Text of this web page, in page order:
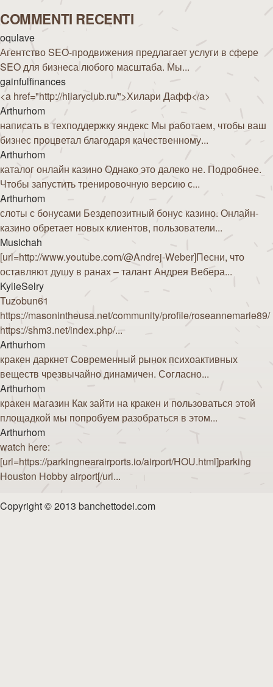
COMMENTI RECENTI
oqulave
Агентство SEO-продвижения предлагает услуги в сфере
SEO для бизнеса любого масштаба. Мы...
gainfulfinances
<a href="http://hilaryclub.ru/">Хилари Дафф</a>
Arthurhom
написать в техподдержку яндекс Мы работаем, чтобы ваш
бизнес процветал благодаря качественному...
Arthurhom
каталог онлайн казино Однако это далеко не. Подробнее.
Чтобы запустить тренировочную версию с...
Arthurhom
слоты с бонусами Бездепозитный бонус казино. Онлайн-
казино обретает новых клиентов, пользователи...
Musichah
[url=http://www.youtube.com/@Andrej-Weber]Песни, что
оставляют душу в ранах – талант Андрея Вебера...
KylieSelry
Tuzobun61
https://masonintheusa.net/community/profile/roseannemarie89/
https://shm3.net/index.php/...
Arthurhom
кракен даркнет Современный рынок психоактивных
веществ чрезвычайно динамичен. Согласно...
Arthurhom
кракен магазин Как зайти на кракен и пользоваться этой
площадкой мы попробуем разобраться в этом...
Arthurhom
watch here:
[url=https://parkingnearairports.io/airport/HOU.html]parking
Houston Hobby airport[/url...
Copyright © 2013 banchettodei.com